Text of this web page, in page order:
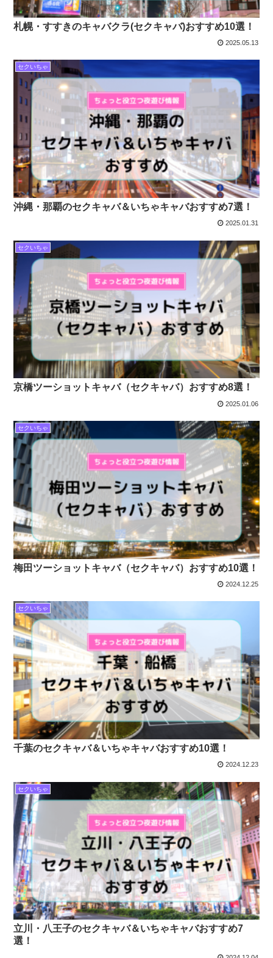
札幌・すすきのキャバクラ(セクキャバ)おすすめ10選！
2025.05.13
セクいちゃ
沖縄・那覇のセクキャバ＆いちゃキャバおすすめ7選！
2025.01.31
セクいちゃ
京橋ツーショットキャバ（セクキャバ）おすすめ8選！
2025.01.06
セクいちゃ
梅田ツーショットキャバ（セクキャバ）おすすめ10選！
2024.12.25
セクいちゃ
千葉のセクキャバ＆いちゃキャバおすすめ10選！
2024.12.23
セクいちゃ
立川・八王子のセクキャバ＆いちゃキャバおすすめ7
選！